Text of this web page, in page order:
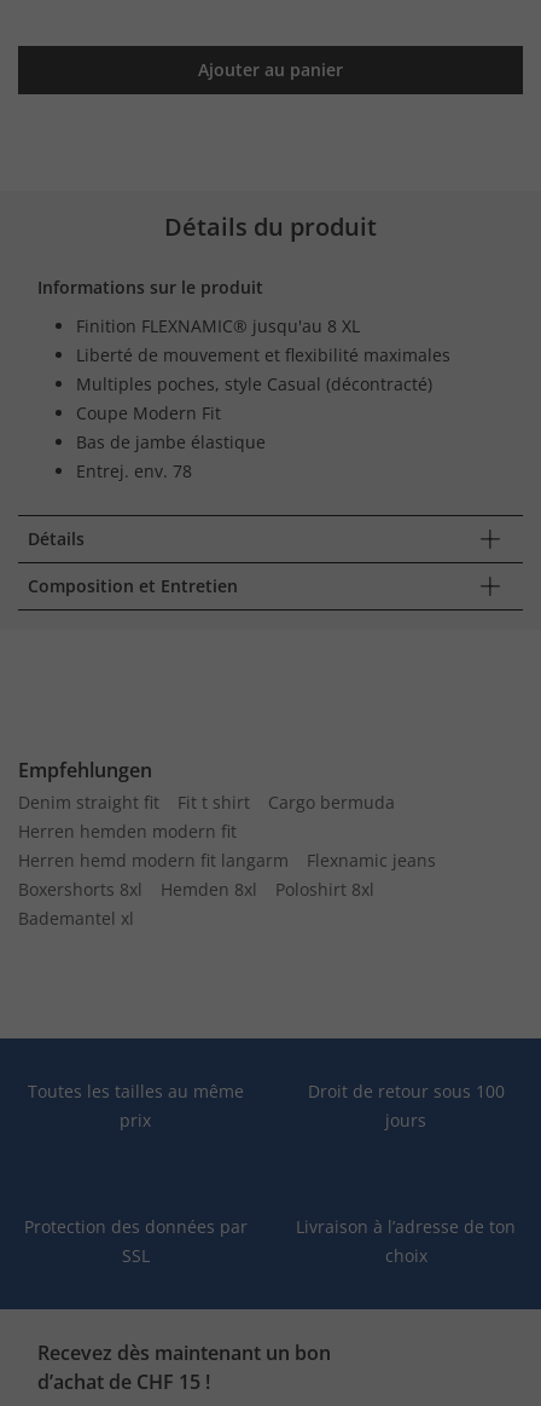
Ajouter au panier
Détails du produit
Informations sur le produit
Finition FLEXNAMIC® jusqu'au 8 XL
Liberté de mouvement et flexibilité maximales
Multiples poches, style Casual (décontracté)
Coupe Modern Fit
Bas de jambe élastique
Entrej. env. 78
Détails
Composition et Entretien
Empfehlungen
Denim straight fit Fit t shirt
Cargo bermuda
Herren hemden modern fit
Herren hemd modern fit langarm
Flexnamic jeans
Boxershorts 8xl
Hemden 8xl
Poloshirt 8xl
Bademantel xl
Toutes les tailles au même
prix
Droit de retour sous 100
jours
Protection des données par
SSL
Livraison à l’adresse de ton
choix
Recevez dès maintenant un bon
d’achat de CHF 15 !